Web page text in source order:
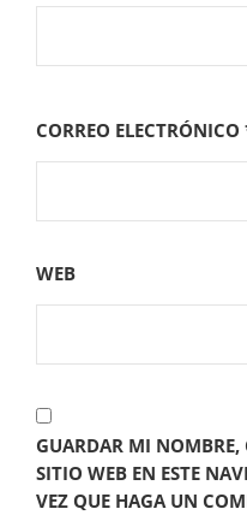
CORREO ELECTRÓNICO
WEB
GUARDAR MI NOMBRE,
SITIO WEB EN ESTE
VEZ QUE HAGA UN